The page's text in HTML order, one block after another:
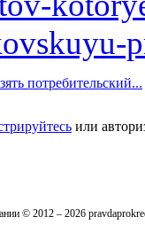
потребительский...
или
© 2012 – 2026